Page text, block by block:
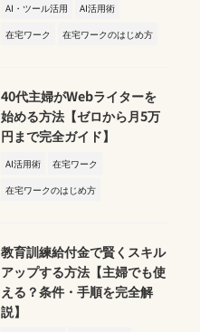
AI・ツール活用
AI活用術
在宅ワーク
在宅ワークのはじめ方
40代主婦がWebライターを
始める方法【ゼロから月5万
円まで完全ガイド】
AI活用術
在宅ワーク
在宅ワークのはじめ方
教育訓練給付金で賢くスキル
アップする方法【主婦でも使
える？条件・手順を完全解
説】